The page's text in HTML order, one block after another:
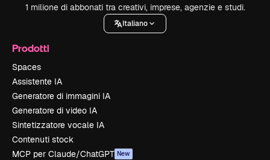
1 milione di abbonati tra creativi, imprese, agenzie e studi.
Italiano
Prodotti
Spaces
Assistente IA
Generatore di immagini IA
Generatore di video IA
Sintetizzatore vocale IA
Contenuti stock
MCP per Claude/ChatGPT New